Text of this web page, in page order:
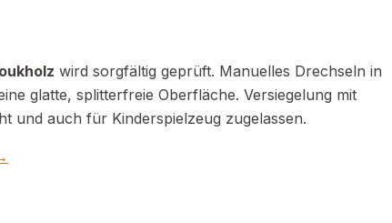
wird sorgfältig geprüft. Manuelles Drechseln in
glatte, splitterfreie Oberfläche. Versiegelung mit
und auch für Kinderspielzeug zugelassen.